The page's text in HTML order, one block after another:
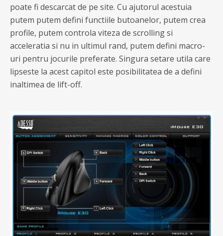
poate fi descarcat de pe site. Cu ajutorul acestuia
putem putem defini functiile butoanelor, putem crea
profile, putem controla viteza de scrolling si
acceleratia si nu in ultimul rand, putem defini macro-
uri pentru jocurile preferate. Singura setare utila care
lipseste la acest capitol este posibilitatea de a defini
inaltimea de lift-off.